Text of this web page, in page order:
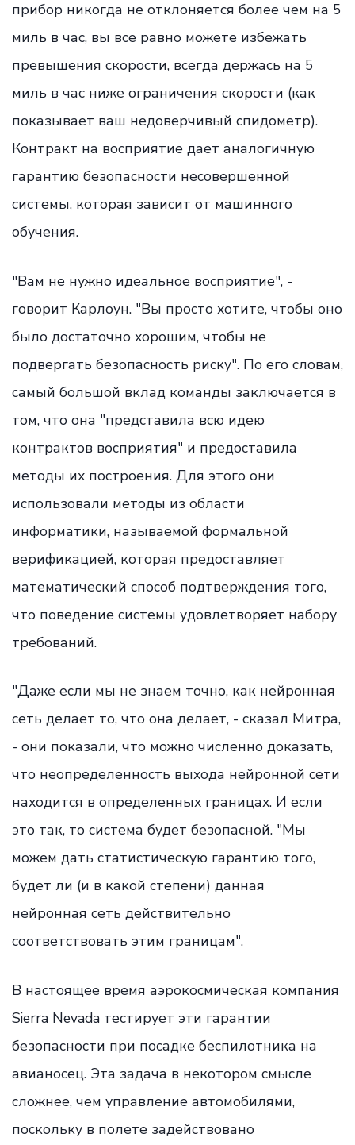
прибор никогда не отклоняется более чем на 5
миль в час, вы все равно можете избежать
превышения скорости, всегда держась на 5
миль в час ниже ограничения скорости (как
показывает ваш недоверчивый спидометр).
Контракт на восприятие дает аналогичную
гарантию безопасности несовершенной
системы, которая зависит от машинного
обучения.
"Вам не нужно идеальное восприятие", -
говорит Карлоун. "Вы просто хотите, чтобы оно
было достаточно хорошим, чтобы не
подвергать безопасность риску". По его словам,
самый большой вклад команды заключается в
том, что она "представила всю идею
контрактов восприятия" и предоставила
методы их построения. Для этого они
использовали методы из области
информатики, называемой формальной
верификацией, которая предоставляет
математический способ подтверждения того,
что поведение системы удовлетворяет набору
требований.
"Даже если мы не знаем точно, как нейронная
сеть делает то, что она делает, - сказал Митра,
- они показали, что можно численно доказать,
что неопределенность выхода нейронной сети
находится в определенных границах. И если
это так, то система будет безопасной. "Мы
можем дать статистическую гарантию того,
будет ли (и в какой степени) данная
нейронная сеть действительно
соответствовать этим границам".
В настоящее время аэрокосмическая компания
Sierra Nevada тестирует эти гарантии
безопасности при посадке беспилотника на
авианосец. Эта задача в некотором смысле
сложнее, чем управление автомобилями,
поскольку в полете задействовано